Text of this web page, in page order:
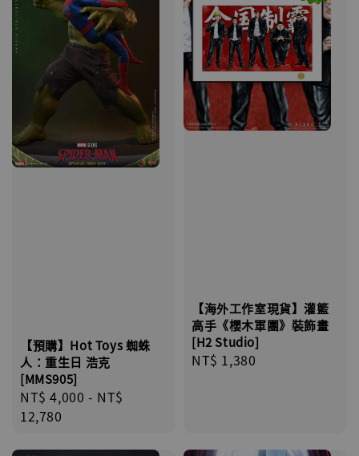
【預購】Hot Toys 蜘蛛
人：重生日 浩克
[MMS905]
Regular
price
NT$ 4,000 - NT$
12,780
【海外工作室現貨】灌籃
高手《櫻木軍團》裝飾畫
[H2 Studio]
Regular
NT$ 1,380